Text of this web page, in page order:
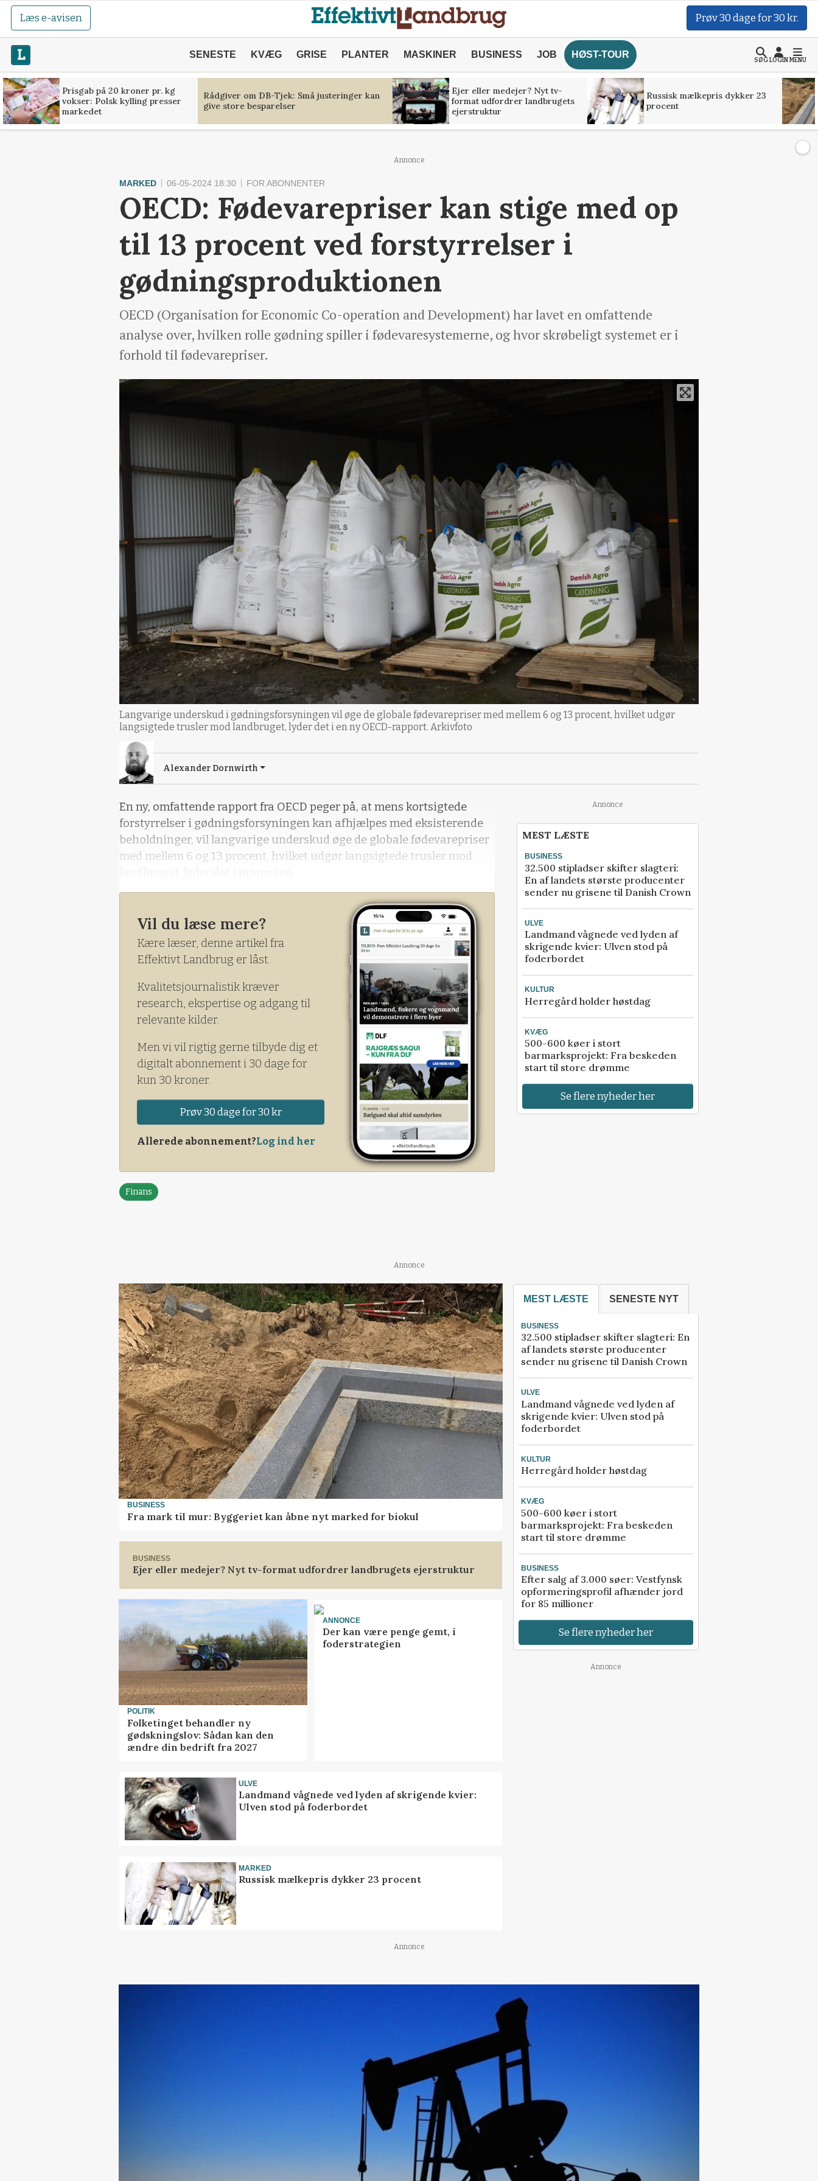
Læs e-avisen Prøv 30 dage for 30 kr.
SENESTE KVÆG GRISE PLANTER MASKINER BUSINESS JOB HØST-TOUR
SØGLOGINMENU
Prisgab på 20 kroner pr. kg
vokser: Polsk kylling presser
markedet
Rådgiver om DB-Tjek: Små justeringer kan
give store besparelser
Ejer eller medejer? Nyt tv-
format udfordrer landbrugets
ejerstruktur
Russisk mælkepris dykker 23
procent
Annonce
MARKED 06-05-2024 18:30 FOR ABONNENTER
OECD: Fødevarepriser kan stige med op
til 13 procent ved forstyrrelser i
gødningsproduktionen
OECD (Organisation for Economic Co-operation and Development) har lavet en omfattende
analyse over, hvilken rolle gødning spiller i fødevaresystemerne, og hvor skrøbeligt systemet er i
forhold til fødevarepriser.
Langvarige underskud i gødningsforsyningen vil øge de globale fødevarepriser med mellem 6 og 13 procent, hvilket udgør
langsigtede trusler mod landbruget, lyder det i en ny OECD-rapport. Arkivfoto
Alexander Dornwirth
En ny, omfattende rapport fra OECD peger på, at mens kortsigtede
forstyrrelser i gødningsforsyningen kan afhjælpes med eksisterende
beholdninger, vil langvarige underskud øge de globale fødevarepriser
med mellem 6 og 13 procent, hvilket udgør langsigtede trusler mod
Vil du læse mere?
Kære læser, denne artikel fra
Effektivt Landbrug er låst.
Kvalitetsjournalistik kræver
research, ekspertise og adgang til
relevante kilder.
Men vi vil rigtig gerne tilbyde dig et
digitalt abonnement i 30 dage for
kun 30 kroner.
Prøv 30 dage for 30 kr
Allerede abonnement?Log ind her
Finans
Annonce
MEST LÆSTE
BUSINESS
32.500 stipladser skifter slagteri:
En af landets største producenter
sender nu grisene til Danish Crown
ULVE
Landmand vågnede ved lyden af
skrigende kvier: Ulven stod på
foderbordet
KULTUR
Herregård holder høstdag
KVÆG
500-600 køer i stort
barmarksprojekt: Fra beskeden
start til store drømme
Se flere nyheder her
Annonce
BUSINESS
Fra mark til mur: Byggeriet kan åbne nyt marked for biokul
BUSINESS
Ejer eller medejer? Nyt tv-format udfordrer landbrugets ejerstruktur
POLITIK
Folketinget behandler ny
gødskningslov: Sådan kan den
ændre din bedrift fra 2027
ANNONCE
Der kan være penge gemt, i
foderstrategien
ULVE
Landmand vågnede ved lyden af skrigende kvier:
Ulven stod på foderbordet
MARKED
Russisk mælkepris dykker 23 procent
MEST LÆSTE SENESTE NYT
BUSINESS
32.500 stipladser skifter slagteri: En
af landets største producenter
sender nu grisene til Danish Crown
ULVE
Landmand vågnede ved lyden af
skrigende kvier: Ulven stod på
foderbordet
KULTUR
Herregård holder høstdag
KVÆG
500-600 køer i stort
barmarksprojekt: Fra beskeden
start til store drømme
BUSINESS
Efter salg af 3.000 søer: Vestfynsk
opformeringsprofil afhænder jord
for 85 millioner
Se flere nyheder her
Annonce
Annonce